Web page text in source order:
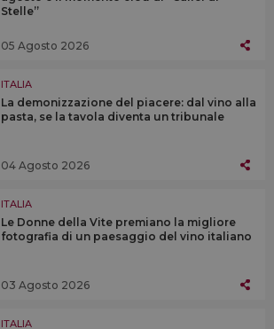
Stelle”
05 Agosto 2026
ITALIA
La demonizzazione del piacere: dal vino alla
pasta, se la tavola diventa un tribunale
04 Agosto 2026
ITALIA
Le Donne della Vite premiano la migliore
fotografia di un paesaggio del vino italiano
03 Agosto 2026
ITALIA